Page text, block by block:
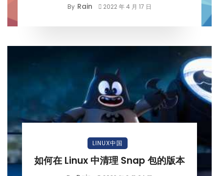
By Rain 2022 年 4 月 17 日
LINUX中国
如何在 Linux 中清理 Snap 包的版本